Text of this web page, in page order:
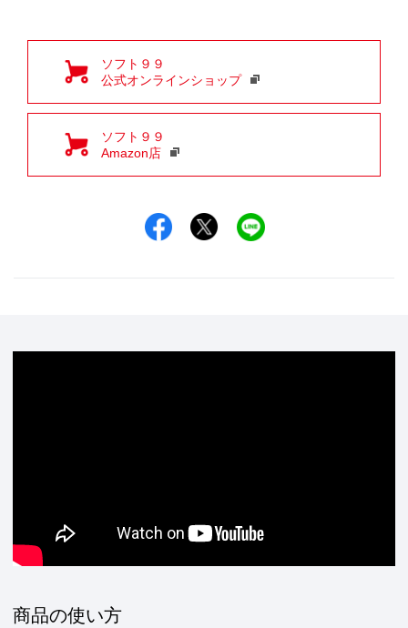
ソフト９９
公式オンラインショップ
ソフト９９
Amazon店
Facebookでシェア
XでシェアLINEでシェア
商品の使い方